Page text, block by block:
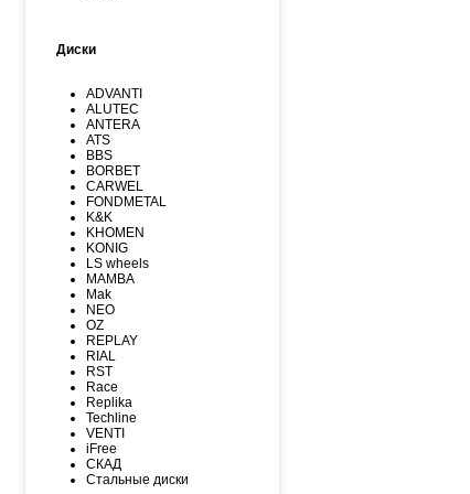
LAUFENN
MARSHAL
MATADOR
MAXXIS
MICHELIN
MIRAGE
NEXEN
NITTO
NOKIAN
NOKIAN NORDMAN
Nordman Nordman
ONYX
PACE
PIRELLI
PIRELLI Formula
POWERTRAC
ROADCRUZA
ROADKING
ROADMARCH
ROADSTONE
ROTALLA
SAILUN
SATOYA
SONIX
SUNFULL
TIGAR
TORERO
Диски
ADVANTI
ALUTEC
ANTERA
ATS
BBS
BORBET
CARWEL
FONDMETAL
K&K
KHOMEN
KONIG
LS wheels
MAMBA
Mak
NEO
OZ
REPLAY
RIAL
RST
Race
Replika
Techline
VENTI
iFree
СКАД
Стальные диски